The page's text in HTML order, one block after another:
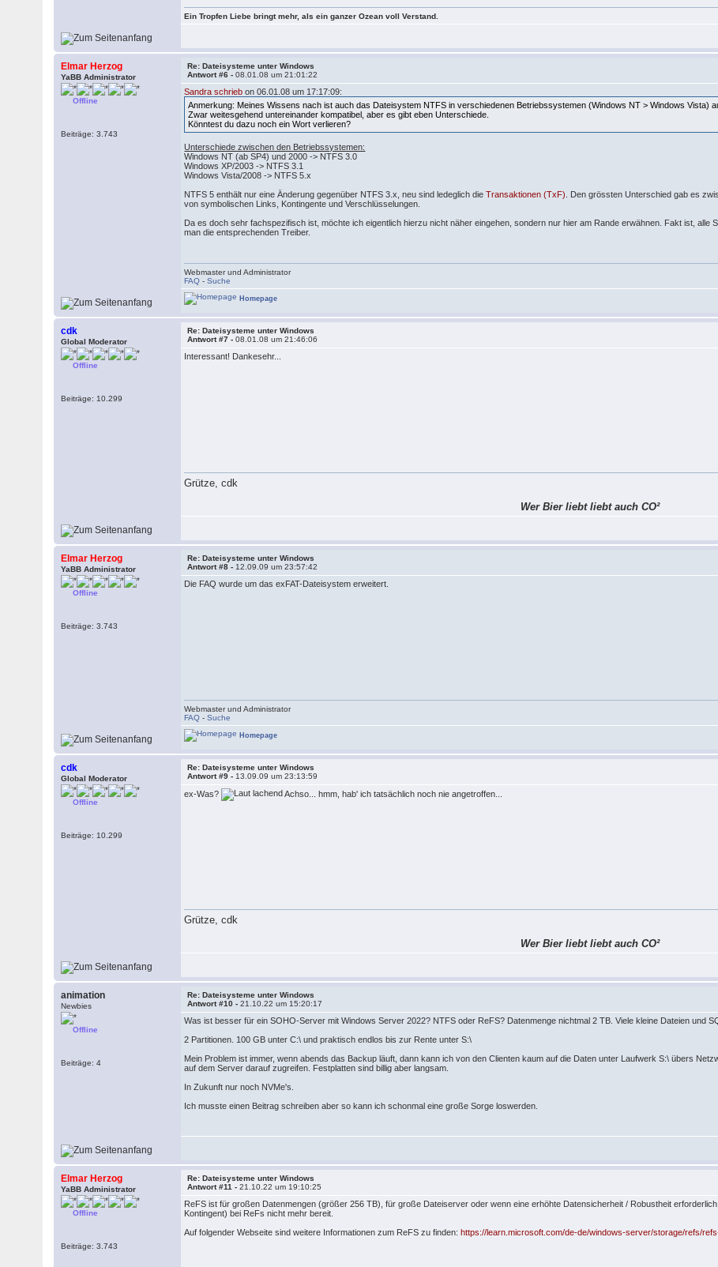
Ein Tropfen Liebe bringt mehr, als ein ganzer Ozean voll Verstand.
Elmar Herzog
YaBB Administrator
Offline
Beiträge: 3.743
Re: Dateisysteme unter Windows
Antwort #6 -08.01.08 um 21:01:22
Sandra schrieb on 06.01.08 um 17:17:09:
Anmerkung: Meines Wissens nach ist auch das Dateisystem NTFS in verschiedenen Betriebssystemen (Windows NT > Windows Vista)
Zwar weitesgehend untereinander kompatibel, aber es gibt eben Unterschiede.
Könntest du dazu noch ein Wort verlieren?
Unterschiede zwischen den Betriebssystemen:
Windows NT (ab SP4) und 2000 -> NTFS 3.0
Windows XP/2003 -> NTFS 3.1
Windows Vista/2008 -> NTFS 5.x
NTFS 5 enthält nur eine Änderung gegenüber NTFS 3.x, neu sind ledeglich dieTransaktionen (TxF)
. Den grössten Unterschied gab es
von symbolischen Links, Kontingente und Verschlüsselungen.
Da es doch sehr fachspezifisch ist, möchte ich eigentlich hierzu nicht näher eingehen, sondern nur hier am Rande erwähnen. Fakt ist, alle
man die entsprechenden Treiber.
Webmaster und Administrator
FAQ -Suche
Homepage
cdk
Global Moderator
Offline
Beiträge: 10.299
Re: Dateisysteme unter Windows
Antwort #7 -08.01.08 um 21:46:06
Interessant! Dankesehr...
Grütze, cdk
Wer Bier liebt liebt auch CO²
Elmar Herzog
YaBB Administrator
Offline
Beiträge: 3.743
Re: Dateisysteme unter Windows
Antwort #8 - 12.09.09 um 23:57:42
Die FAQ wurde um das exFAT-Dateisystem erweitert.
Webmaster und Administrator
FAQ -Suche
Homepage
cdk
Global Moderator
Offline
Beiträge: 10.299
Re: Dateisysteme unter Windows
Antwort #9 - 13.09.09 um 23:13:59
ex-Was? Achso... hmm, hab' ich tatsächlich noch nie angetroffen...
Grütze, cdk
Wer Bier liebt liebt auch CO²
animation
Newbies
Offline
Beiträge: 4
Re: Dateisysteme unter Windows
Antwort #10 -21.10.22 um 15:20:17
Was ist besser für ein SOHO-Server mit Windows Server 2022? NTFS oder ReFS? Datenmenge nichtmal 2 TB. Viele kleine Dateien und
2 Partitionen. 100 GB unter C:\ und praktisch endlos bis zur Rente unter S:\
Mein Problem ist immer, wenn abends das Backup läuft, dann kann ich von den Clienten kaum auf die Daten unter Laufwerk S:\ übers
auf dem Server darauf zugreifen. Festplatten sind billig aber langsam.
In Zukunft nur noch NVMe's.
Ich musste einen Beitrag schreiben aber so kann ich schonmal eine große Sorge loswerden.
Elmar Herzog
YaBB Administrator
Offline
Beiträge: 3.743
Re: Dateisysteme unter Windows
Antwort #11 -21.10.22 um 19:10:25
ReFS ist für großen Datenmengen (größer 256 TB), für große Dateiserver oder wenn eine erhöhte Datensicherheit / Robustheit
Kontingent) bei ReFs nicht mehr bereit.
Auf folgender Webseite sind weitere Informationen zum ReFS zu finden:https://learn.microsoft.com/de-de/windows-server/storage/refs/